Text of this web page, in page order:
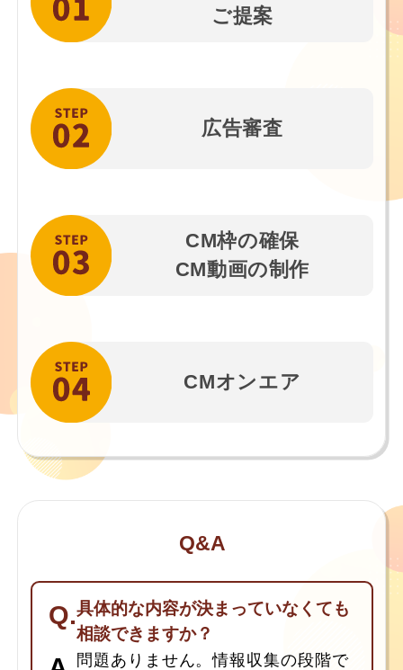
ご提案
広告審査
CM枠の確保
CM動画の制作
CMオンエア
Q&A
具体的な内容が決まっていなくても
相談できますか？
問題ありません。情報収集の段階で